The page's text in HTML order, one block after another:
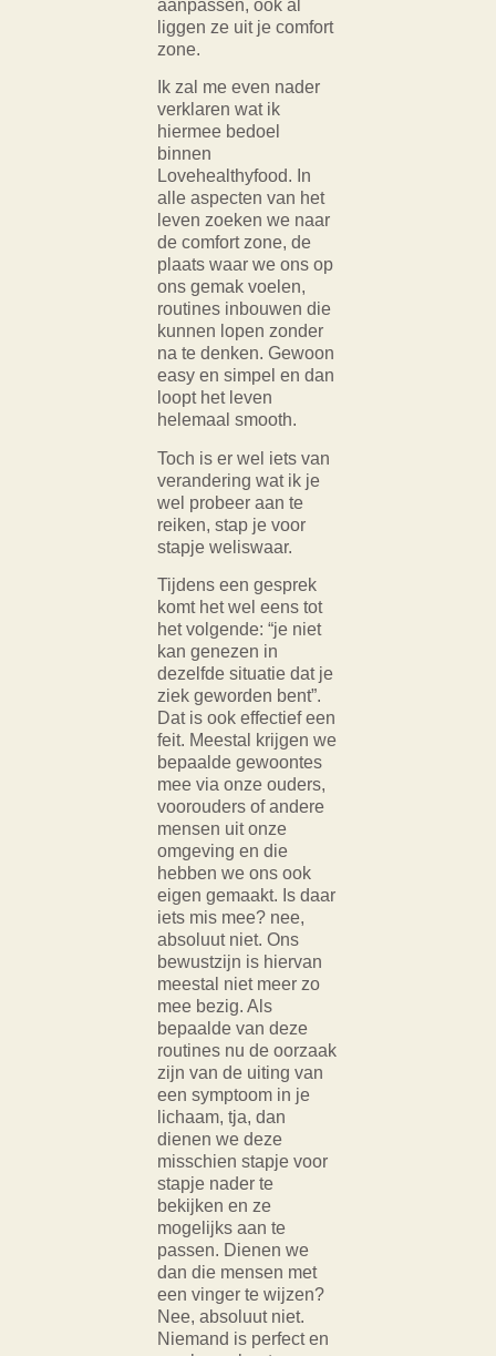
aanpassen, ook al
liggen ze uit je comfort
zone.
Ik zal me even nader
verklaren wat ik
hiermee bedoel
binnen
Lovehealthyfood. In
alle aspecten van het
leven zoeken we naar
de comfort zone, de
plaats waar we ons op
ons gemak voelen,
routines inbouwen die
kunnen lopen zonder
na te denken. Gewoon
easy en simpel en dan
loopt het leven
helemaal smooth.
Toch is er wel iets van
verandering wat ik je
wel probeer aan te
reiken, stap je voor
stapje weliswaar.
Tijdens een gesprek
komt het wel eens tot
het volgende: “je niet
kan genezen in
dezelfde situatie dat je
ziek geworden bent”.
Dat is ook effectief een
feit. Meestal krijgen we
bepaalde gewoontes
mee via onze ouders,
voorouders of andere
mensen uit onze
omgeving en die
hebben we ons ook
eigen gemaakt. Is daar
iets mis mee? nee,
absoluut niet. Ons
bewustzijn is hiervan
meestal niet meer zo
mee bezig. Als
bepaalde van deze
routines nu de oorzaak
zijn van de uiting van
een symptoom in je
lichaam, tja, dan
dienen we deze
misschien stapje voor
stapje nader te
bekijken en ze
mogelijks aan te
passen. Dienen we
dan die mensen met
een vinger te wijzen?
Nee, absoluut niet.
Niemand is perfect en